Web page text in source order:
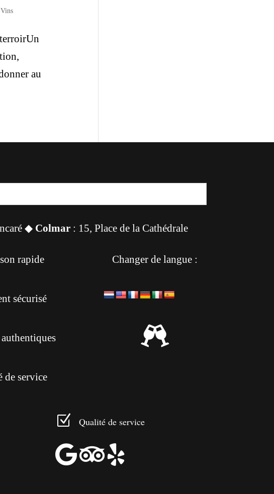
Vins
au
◆ Colmar : 15, Place de la Cathédrale
rapide
sécurisé
de service
Changer de langue :

Z Qualité de service
